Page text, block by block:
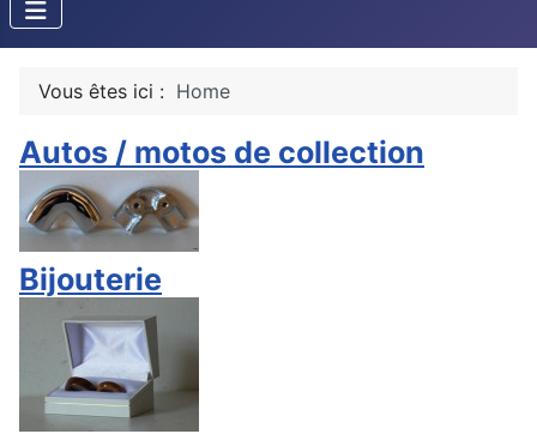
Vous êtes ici : Home
Autos / motos de collection
Bijouterie